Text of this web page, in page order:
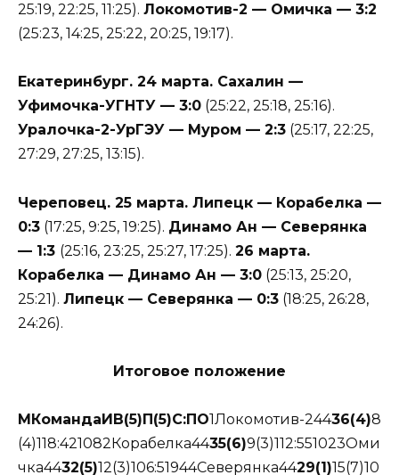
25:19, 22:25, 11:25). Локомотив-2 — Омичка — 3:2
(25:23, 14:25, 25:22, 20:25, 19:17).
Екатеринбург. 24 марта. Сахалин —
Уфимочка-УГНТУ — 3:0 (25:22, 25:18, 25:16).
Уралочка-2-УрГЭУ — Муром — 2:3 (25:17, 22:25,
27:29, 27:25, 13:15).
Череповец. 25 марта. Липецк — Корабелка —
0:3 (17:25, 9:25, 19:25). Динамо Ан — Северянка
— 1:3 (25:16, 23:25, 25:27, 17:25). 26 марта.
Корабелка — Динамо Ан — 3:0 (25:13, 25:20,
25:21). Липецк — Северянка — 0:3 (18:25, 26:28,
24:26).
Итоговое положение
МКомандаИВ(5)П(5)С:ПО1Локомотив-24436(4)8
(4)118:421082Корабелка4435(6)9(3)112:551023Оми
чка4432(5)12(3)106:51944Северянка4429(1)15(7)10